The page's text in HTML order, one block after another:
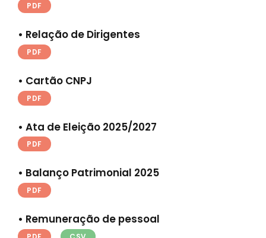
PDF
• Relação de Dirigentes
PDF
• Cartão CNPJ
PDF
• Ata de Eleição 2025/2027
PDF
• Balanço Patrimonial 2025
PDF
• Remuneração de pessoal